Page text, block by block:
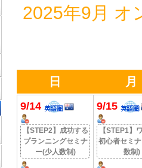
2025年9月 オ
日 月
9/14
【STEP2】成功する
プランニングセミナ
ー(少人数制)
9/15
【STEP1】
初心者セミ
数制)